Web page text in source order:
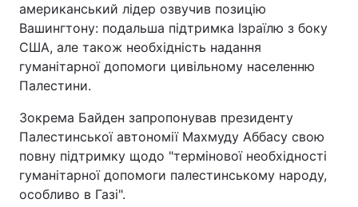
американський лідер озвучив позицію
Вашингтону: подальша підтримка Ізраїлю з боку
США, але також необхідність надання
гуманітарної допомоги цивільному населенню
Палестини.
Зокрема Байден запропонував президенту
Палестинської автономії Махмуду Аббасу свою
повну підтримку щодо "термінової необхідності
гуманітарної допомоги палестинському народу,
особливо в Газі".